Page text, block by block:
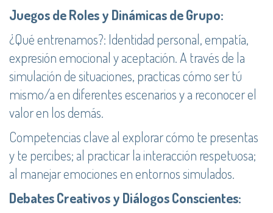
Juegos de Roles y Dinámicas de Grupo:
¿Qué entrenamos?: Identidad personal, empatía,
expresión emocional y aceptación. A través de la
simulación de situaciones, practicas cómo ser tú
mismo/a en diferentes escenarios y a reconocer el
valor en los demás.
Competencias clave al explorar cómo te presentas
y te percibes; al practicar la interacción respetuosa;
al manejar emociones en entornos simulados.
Debates Creativos y Diálogos Conscientes: